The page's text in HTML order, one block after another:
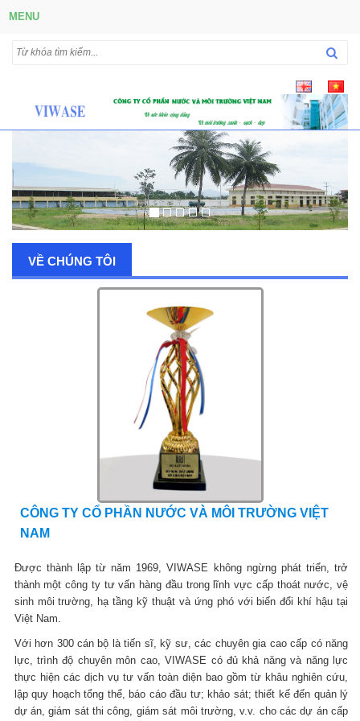
MENU
VỀ CHÚNG TÔI
CÔNG TY CỔ PHẦN NƯỚC VÀ MÔI TRƯỜNG VIỆT
NAM
Được thành lập từ năm 1969, VIWASE không ngừng phát triển, trở
thành một công ty tư vấn hàng đầu trong lĩnh vực cấp thoát nước, vệ
sinh môi trường, hạ tầng kỹ thuật và ứng phó với biến đổi khí hậu tại
Việt Nam.
Với hơn 300 cán bộ là tiến sĩ, kỹ sư, các chuyên gia cao cấp có năng
lực, trình độ chuyên môn cao, VIWASE có đủ khả năng và năng lực
thực hiện các dịch vụ tư vấn toàn diện bao gồm từ khâu nghiên cứu,
lập quy hoạch tổng thể, báo cáo đầu tư; khảo sát; thiết kế đến quản lý
dự án, giám sát thi công, giám sát môi trường, v.v. cho các dự án cấp